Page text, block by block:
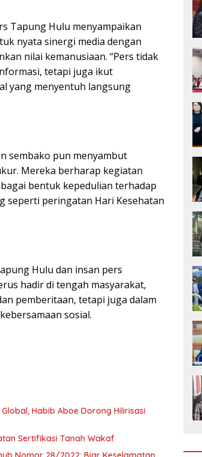
Tapung Hulu menyampaikan
nyata sinergi media dengan
nilai kemanusiaan. “Pers tidak
tetapi juga ikut
yang menyentuh langsung
sembako pun menyambut
Mereka berharap kegiatan
bentuk kepedulian terhadap
seperti peringatan Hari Kesehatan
Hulu dan insan pers
hadir di tengah masyarakat,
pemberitaan, tetapi juga dalam
sosial.
Habib Aboe Dorong Hilirisasi
Sertifikasi Tanah Wakaf